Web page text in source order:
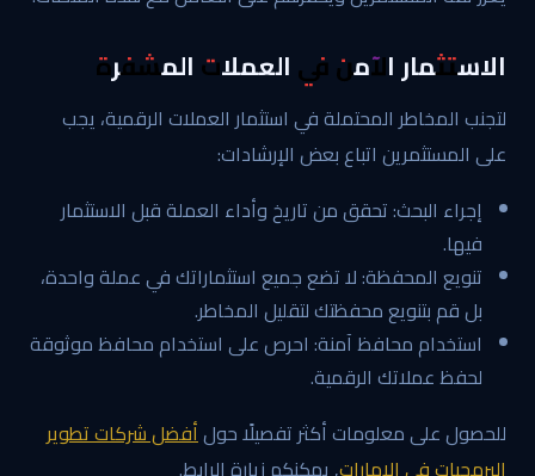
الاستثمار الآمن في العملات المشفرة
لتجنب المخاطر المحتملة في استثمار العملات الرقمية، يجب
على المستثمرين اتباع بعض الإرشادات:
إجراء البحث: تحقق من تاريخ وأداء العملة قبل الاستثمار
فيها.
تنويع المحفظة: لا تضع جميع استثماراتك في عملة واحدة،
بل قم بتنويع محفظتك لتقليل المخاطر.
استخدام محافظ آمنة: احرص على استخدام محافظ موثوقة
لحفظ عملاتك الرقمية.
للحصول على معلومات أكثر تفصيلًا حولأفضل شركات تطوير
البرمجيات في الإمارات, يمكنكم زيارة الرابط.